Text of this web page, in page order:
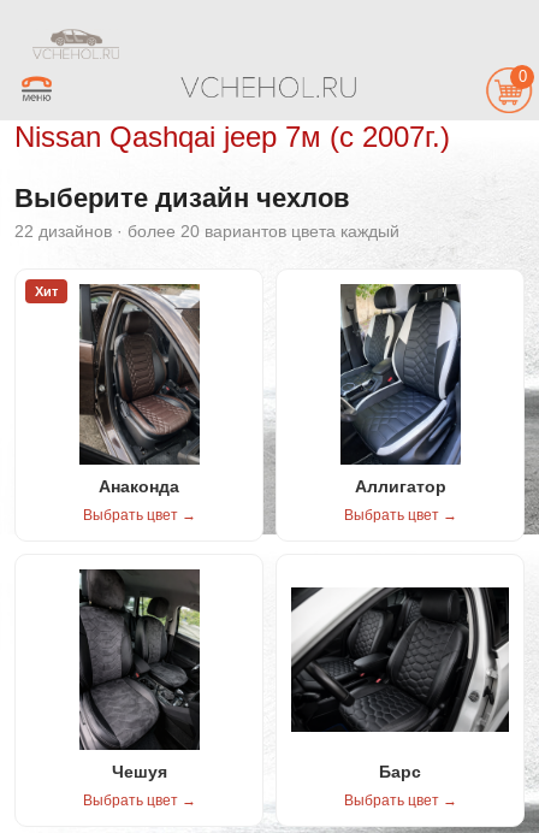
0
Nissan Qashqai jeep 7м (с 2007г.)
Выберите дизайн чехлов
22 дизайнов · более 20 вариантов цвета каждый
Хит
Анаконда
Выбрать цвет →
Аллигатор
Выбрать цвет →
Чешуя
Выбрать цвет →
Барс
Выбрать цвет →